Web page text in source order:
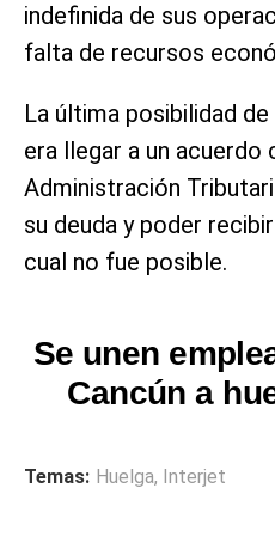
indefinida de sus
falta de recursos
La última posibilidad
era llegar a un acuerdo
Administración
su deuda y poder
cual no fue posible.
Se unen
Cancún a
Temas: Huelga, Interjet